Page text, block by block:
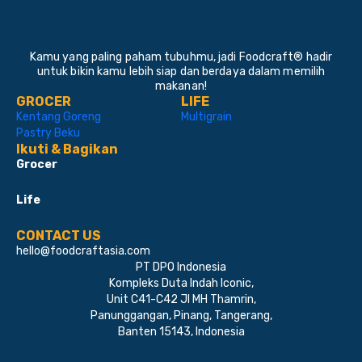
Kamu yang paling paham tubuhmu, jadi Foodcraft® hadir
untuk bikin kamu lebih siap dan berdaya dalam memilih
makanan!
GROCER
Kentang Goreng
Pastry Beku
LIFE
Multigrain
Ikuti & Bagikan
Grocer
Life
CONTACT US
hello@foodcraftasia.com
PT DPO Indonesia
Kompleks Duta Indah Iconic,
Unit C41-C42 Jl MH Thamrin,
Panunggangan, Pinang, Tangerang,
Banten 15143, Indonesia